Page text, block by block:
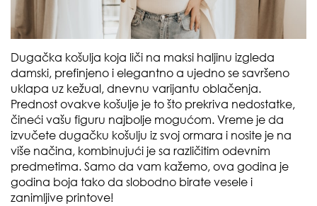
Dugačka košulja koja liči na maksi haljinu izgleda
damski, prefinjeno i elegantno a ujedno se savršeno
uklapa uz kežual, dnevnu varijantu oblačenja.
Prednost ovakve košulje je to što prekriva nedostatke,
čineći vašu figuru najbolje mogućom. Vreme je da
izvučete dugačku košulju iz svoj ormara i nosite je na
više načina, kombinujući je sa različitim odevnim
predmetima. Samo da vam kažemo, ova godina je
godina boja tako da slobodno birate vesele i
zanimljive printove!